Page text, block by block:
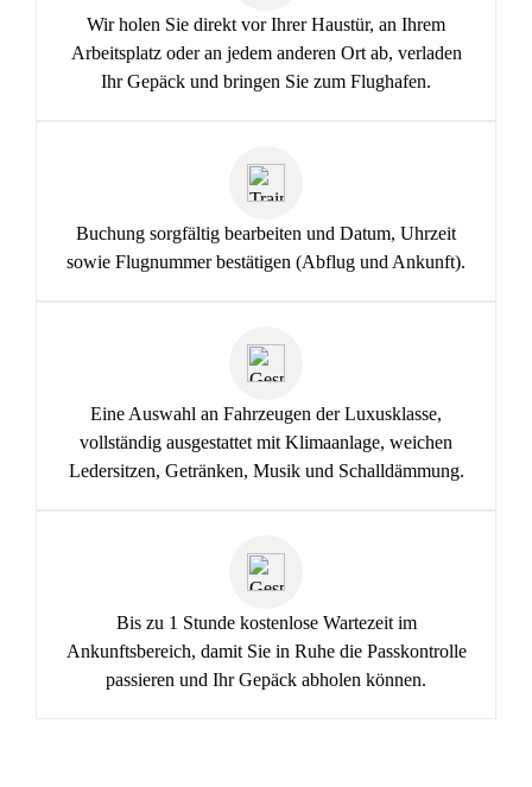
Wir holen Sie direkt vor Ihrer Haustür, an Ihrem
Arbeitsplatz oder an jedem anderen Ort ab, verladen
Ihr Gepäck und bringen Sie zum Flughafen.
Buchung sorgfältig bearbeiten und Datum, Uhrzeit
sowie Flugnummer bestätigen (Abflug und Ankunft).
Eine Auswahl an Fahrzeugen der Luxusklasse,
vollständig ausgestattet mit Klimaanlage, weichen
Ledersitzen, Getränken, Musik und Schalldämmung.
Bis zu 1 Stunde kostenlose Wartezeit im
Ankunftsbereich, damit Sie in Ruhe die Passkontrolle
passieren und Ihr Gepäck abholen können.